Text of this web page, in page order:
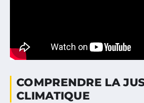
COMPRENDRE LA
CLIMATIQUE